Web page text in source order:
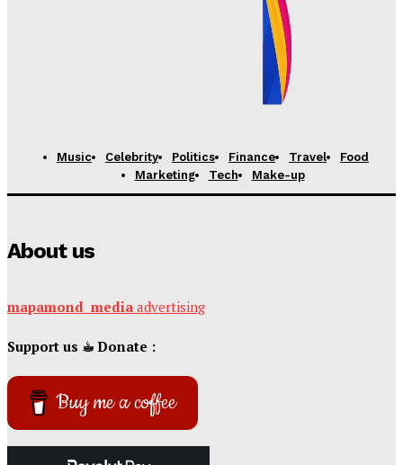
6 August 2026
Cornel Ivanciuc : Locul lui George Simion nu mai
Music Celebrity Politics Finance Travel
Food
Marketing
Tech Make-up
About us
mapamond media advertising
Support us ☕︎ Donate :
Buy me a coffee